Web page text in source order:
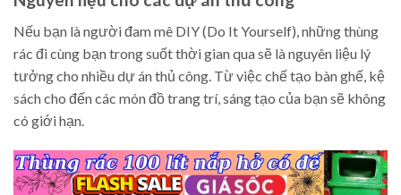
Nếu bạn là người đam mê DIY (Do It Yourself), những thùng
rác đi cùng bạn trong suốt thời gian qua sẽ là nguyên liệu lý
tưởng cho nhiều dự án thủ công. Từ việc chế tạo bàn ghế, kệ
sách cho đến các món đồ trang trí, sáng tạo của bạn sẽ không
có giới hạn.